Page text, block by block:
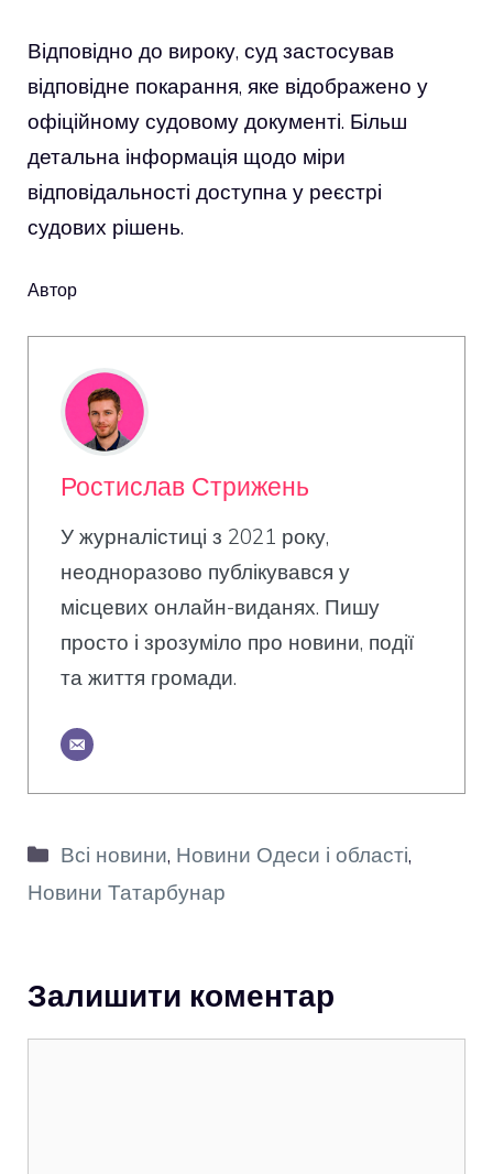
Відповідно до вироку, суд застосував
відповідне покарання, яке відображено у
офіційному судовому документі. Більш
детальна інформація щодо міри
відповідальності доступна у реєстрі
судових рішень.
Автор
Ростислав Стрижень
У журналістиці з 2021 року,
неодноразово публікувався у
місцевих онлайн-виданях. Пишу
просто і зрозуміло про новини, події
та життя громади.
Категорії
Всі новини, Новини Одеси і області,
Новини Татарбунар
Залишити коментар